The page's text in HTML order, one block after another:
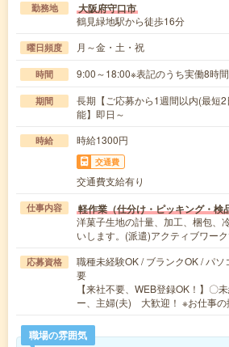
勤務地 大阪府守口市
鶴見緑地駅から徒歩16分
曜日頻度 月～金・土・祝
時間 9:00～18:00※表記のうち実働8時間
期間
長期【ご応募から1週間以内(最短
能】即日～
時給 時給1300円
交通費
交通費支給有り
仕事内容 軽作業（仕分け・ピッキング・検
洋菓子生地の計量、加工、梱包、
いします。(派遣)アクティブワー
応募資格
職種未経験OK / ブランクOK / パ
要
【来社不要、WEB登録OK！】〇
ー、主婦(夫) 大歓迎！ ※お仕事
職場の雰囲気